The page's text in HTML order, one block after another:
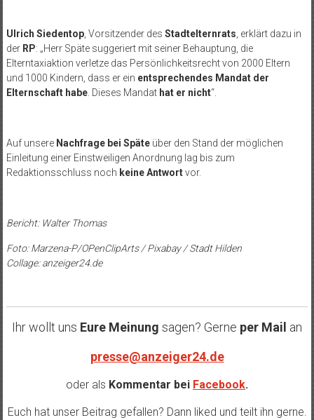
Ulrich Siedentop, Vorsitzender des Stadtelternrats, erklärt dazu in
der RP: „Herr Späte suggeriert mit seiner Behauptung, die
Elterntaxiaktion verletze das Persönlichkeitsrecht von 2000 Eltern
und 1000 Kindern, dass er ein entsprechendes Mandat der
Elternschaft habe. Dieses Mandat hat er nicht“.
Auf unsere Nachfrage bei Späteüber den Stand der möglichen
Einleitung einer Einstweiligen Anordnung lag bis zum
Redaktionsschluss noch keine Antwortvor.
Bericht: Walter Thomas
Foto: Marzena-P/OPenClipArts / Pixabay / Stadt Hilden
Collage: anzeiger24.de
Ihr wollt uns Eure Meinung sagen? Gerne per Mail an
presse@anzeiger24.de
oder als Kommentar bei Facebook.
Euch hat unser Beitrag gefallen? Dann liked und teilt ihn gerne.